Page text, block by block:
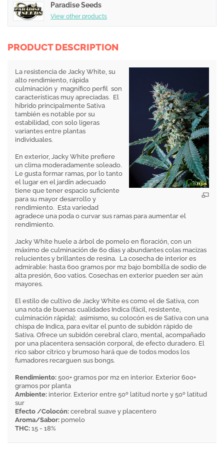
Paradise Seeds
View other products
PRODUCT DESCRIPTION
La resistencia de Jacky White, su
alto rendimiento, rápida
culminación y magnífico perfil son
características muy apreciadas. El
híbrido principalmente Sativa
también es notable por su
estabilidad, con solo ligeras
variantes entre plantas
individuales.
En exterior, Jacky White prefiere
un clima moderadamente soleado.
Le gusta formar ramas, por lo tanto
el lugar en el jardín adecuado
tiene que tener espacio suficiente
para su mayor desarrollo y
rendimiento. Esta variedad
agradece una poda o curvar sus ramas para aumentar el
rendimiento.
Jacky White huele a árbol de pomelo en floración, con un
máximo de culminación de 60 días y abundantes colas macizas
relucientes y brillantes de resina. La cosecha de interior es
admirable: hasta 600 gramos por m2 bajo bombilla de sodio de
alta presión, 600 vatios. Cosechas en exterior pueden ser aún
mayores.
El estilo de cultivo de Jacky White es como el de Sativa, con
una nota de buenas cualidades Indica (fácil, resistente,
culminación rápida); asimismo, su colocón es de Sativa con una
chispa de Indica, para evitar el punto de subidón rápido de
Sativa. Ofrece un subidón cerebral claro, mental, acompañado
por una placentera sensación corporal, de efecto duradero. El
rico sabor cítrico y brumoso hará que de todos modos los
fumadores recarguen sus bongs.
Rendimiento: 500+ gramos por m2 en interior. Exterior 600+
gramos por planta
Ambiente: interior. Exterior entre 50º latitud norte y 50º latitud
sur
Efecto /Colocón: cerebral suave y placentero
Aroma/Sabor: pomelo
THC: 15 - 18%